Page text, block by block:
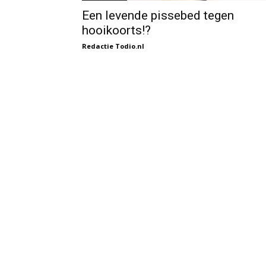
Een levende pissebed tegen
hooikoorts!?
Redactie Todio.nl